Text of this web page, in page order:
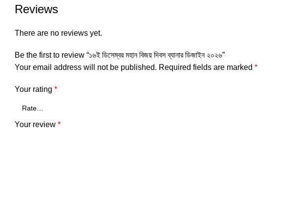
Reviews
There are no reviews yet.
Be the first to review “১৬ই ডিসেম্বর মহান বিজয় দিবস ব্যানার ডিজাইন ২০২৬”
Your email address will not be published. Required fields are marked *
Your rating *
Your review *